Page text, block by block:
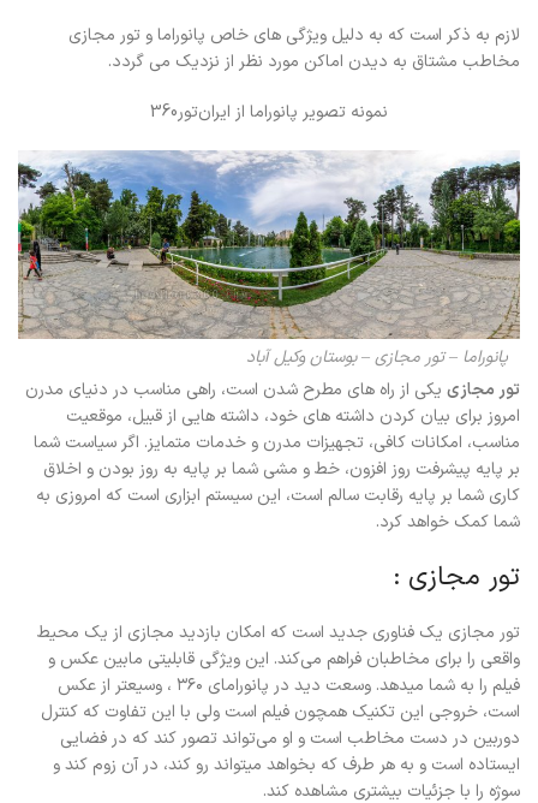
لازم به ذکر است که به دلیل ویژگی های خاص پانوراما و تور مجازی
مخاطب مشتاق به دیدن اماکن مورد نظر از نزدیک می گردد.
نمونه تصویر پانوراما از ایران‌تور360
پانوراما – تور مجازی – بوستان وکیل آباد
تور مجازی یکی از راه های مطرح شدن است، راهی مناسب در دنیای مدرن
امروز برای بیان کردن داشته های خود، داشته هایی از قبیل، موقعیت
مناسب، امکانات کافی، تجهیزات مدرن و خدمات متمایز. اگر سیاست شما
بر پایه پیشرفت روز افزون، خط و مشی شما بر پایه به روز بودن و اخلاق
کاری شما بر پایه رقابت سالم است، این سیستم ابزاری است که امروزی به
شما کمک خواهد کرد.
تور مجازی :
تور مجازی یک فناوری جدید است که امکان بازدید مجازی از یک محیط
واقعی را برای مخاطبان فراهم می‌کند. این ویژگی قابلیتی مابین عکس و
فیلم را به شما میدهد. وسعت دید در پانورامای ۳۶۰ ، وسیعتر از عکس
است، خروجی این تکنیک همچون فیلم است ولی با این تفاوت که کنترل
دوربین در دست مخاطب است و او می‌تواند تصور کند که در فضایی
ایستاده است و به هر طرف که بخواهد میتواند رو کند، در آن زوم کند و
سوژه را با جزئیات بیشتری مشاهده کند.